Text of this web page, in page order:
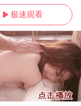
 极速观看